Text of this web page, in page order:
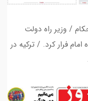
/ وزیر راه دولت
فرار کرد. / ترکیه در